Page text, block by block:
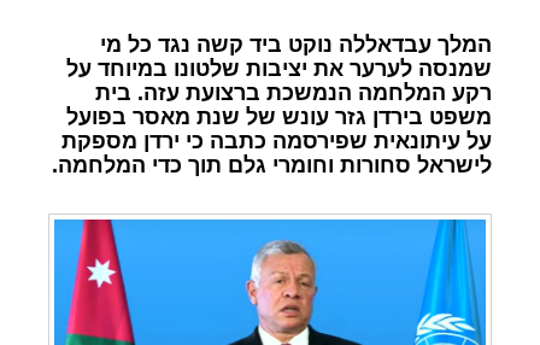
המלך עבדאללה נוקט ביד קשה נגד כל מי
שמנסה לערער את יציבות שלטונו במיוחד על
רקע המלחמה הנמשכת ברצועת עזה. בית
משפט בירדן גזר עונש של שנת מאסר בפועל
על עיתונאית שפירסמה כתבה כי ירדן מספקת
לישראל סחורות וחומרי גלם תוך כדי המלחמה.